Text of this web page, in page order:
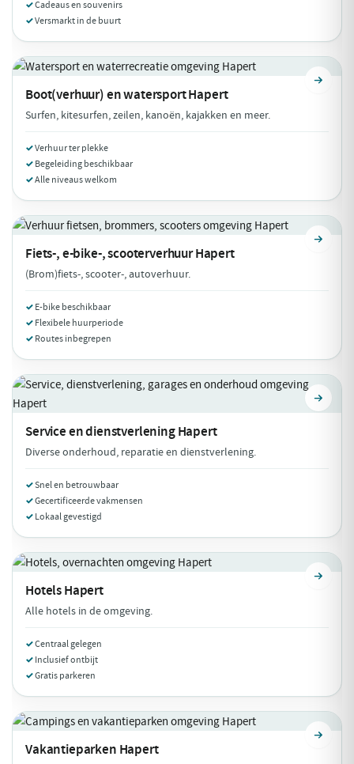
Cadeaus en souvenirs
Versmarkt in de buurt
Boot(verhuur) en watersportHapert
Surfen, kitesurfen, zeilen, kanoën, kajakken en meer.
Verhuur ter plekke
Begeleiding beschikbaar
Alle niveaus welkom
Fiets-, e-bike-, scooterverhuurHapert
(Brom)fiets-, scooter-, autoverhuur.
E-bike beschikbaar
Flexibele huurperiode
Routes inbegrepen
Service en dienstverleningHapert
Diverse onderhoud, reparatie en dienstverlening.
Snel en betrouwbaar
Gecertificeerde vakmensen
Lokaal gevestigd
HotelsHapert
Alle hotels in de omgeving.
Centraal gelegen
Inclusief ontbijt
Gratis parkeren
Vakantieparken Hapert